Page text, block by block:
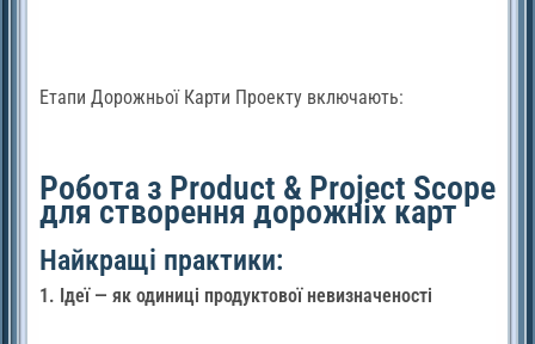
Етапи Дорожньої Карти Проекту включають:
Робота з Product & Project Scope
для створення дорожніх карт
Найкращі практики:
1. Ідеї — як одиниці продуктової невизначеності